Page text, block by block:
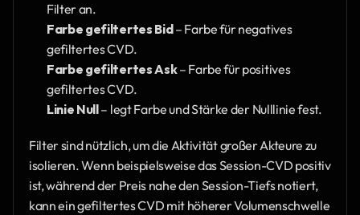
Filter an.
Farbe gefiltertes Bid – Farbe für negatives
gefiltertes CVD.
Farbe gefiltertes Ask – Farbe für positives
gefiltertes CVD.
Linie Null – legt Farbe und Stärke der Nulllinie fest.
Filter sind nützlich, um die Aktivität großer Akteure zu
isolieren. Wenn beispielsweise das Session-CVD positiv
ist, während der Preis nahe den Session-Tiefs notiert,
kann ein gefiltertes CVD mit höherer Volumenschwelle